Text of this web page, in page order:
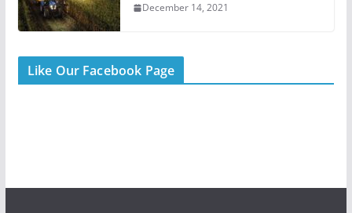
December 14, 2021
Like Our Facebook Page